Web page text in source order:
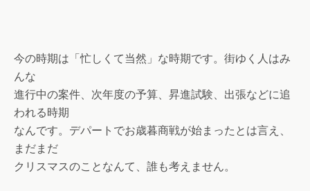
今の時期は「忙しくて当然」な時期です。街ゆく人はみ
んな
進行中の案件、次年度の予算、昇進試験、出張などに追
われる時期
なんです。デパートでお歳暮商戦が始まったとは言え、
まだまだ
クリスマスのことなんて、誰も考えません。